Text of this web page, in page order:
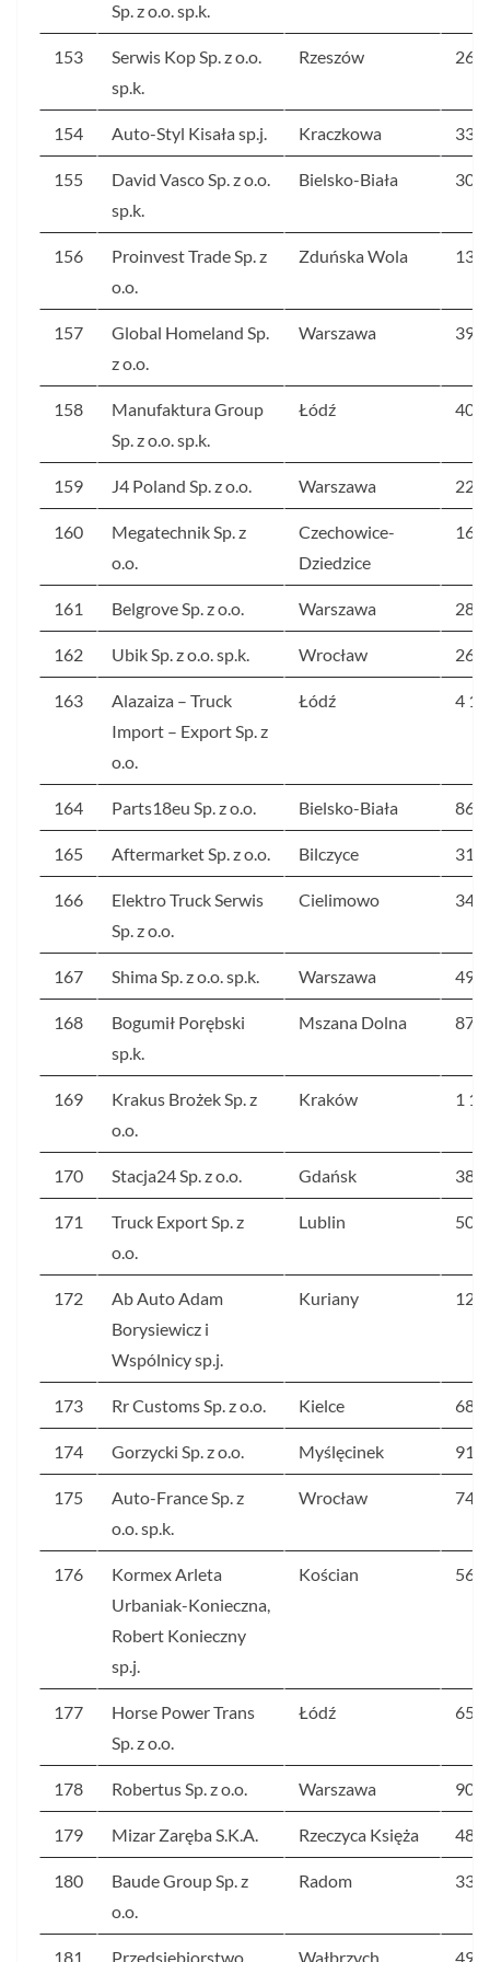
Sp. z o.o. sp.k.
153
Serwis Kop Sp. z o.o.
sp.k.
Rzeszów 26
154 Auto-Styl Kisała sp.j. Kraczkowa 331
155
David Vasco Sp. z o.o.
sp.k.
Bielsko-Biała 30
156
Proinvest Trade Sp. z
o.o.
Zduńska Wola 138
157
Global Homeland Sp.
z o.o.
Warszawa 39
158
Manufaktura Group
Sp. z o.o. sp.k.
Łódź 40
159 J4 Poland Sp. z o.o. Warszawa 222
160
Megatechnik Sp. z
o.o.
Czechowice-
Dziedzice
16
161 Belgrove Sp. z o.o. Warszawa 286
162 Ubik Sp. z o.o. sp.k. Wrocław 26
163
Alazaiza – Truck
Import – Export Sp. z
o.o.
Łódź 4
164 Parts18eu Sp. z o.o. Bielsko-Biała 86
165 Aftermarket Sp. z o.o. Bilczyce 318
166
Elektro Truck Serwis
Sp. z o.o.
Cielimowo 345
167 Shima Sp. z o.o. sp.k. Warszawa 49
168
Bogumił Porębski
sp.k.
Mszana Dolna 87
169
Krakus Brożek Sp. z
o.o.
Kraków 1
170 Stacja24 Sp. z o.o. Gdańsk 389
171
Truck Export Sp. z
o.o.
Lublin 505
172
Ab Auto Adam
Borysiewicz i
Wspólnicy sp.j.
Kuriany 12
173 Rr Customs Sp. z o.o. Kielce 68
174 Gorzycki Sp. z o.o. Myślęcinek 91
175
Auto-France Sp. z
o.o. sp.k.
Wrocław 74
176
Kormex Arleta
Urbaniak-Konieczna,
Robert Konieczny
sp.j.
Kościan 56
177
Horse Power Trans
Sp. z o.o.
Łódź 65
178 Robertus Sp. z o.o. Warszawa 90
179 Mizar Zaręba S.K.A. Rzeczyca Księża 48
180
Baude Group Sp. z
o.o.
Radom 33
181 Przedsiębiorstwo Wałbrzych 49